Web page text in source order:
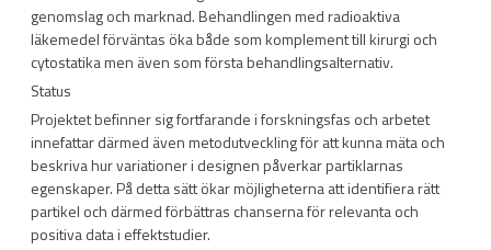
genomslag och marknad. Behandlingen med radioaktiva
läkemedel förväntas öka både som komplement till kirurgi och
cytostatika men även som första behandlingsalternativ.
Status
Projektet befinner sig fortfarande i forskningsfas och arbetet
innefattar därmed även metodutveckling för att kunna mäta och
beskriva hur variationer i designen påverkar partiklarnas
egenskaper. På detta sätt ökar möjligheterna att identifiera rätt
partikel och därmed förbättras chanserna för relevanta och
positiva data i effektstudier.